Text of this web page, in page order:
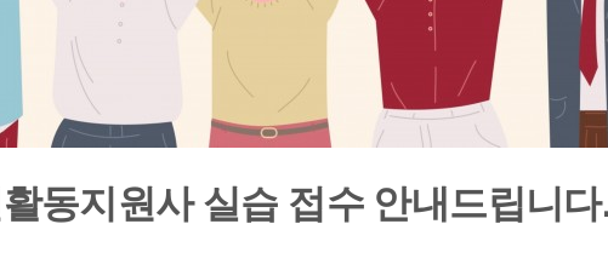
동지원사 실습 접수 안내드립니다